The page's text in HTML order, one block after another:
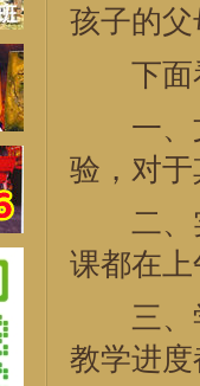
孩子的
下面看
一、文
验，对
二、实
课都在
三、学
教学进